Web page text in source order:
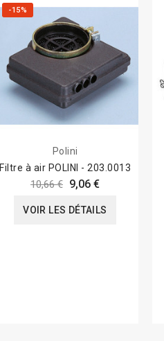
-15%
Polini
Filtre à air POLINI - 203.0013
10,66 € 9,06 €
VOIR LES DÉTAILS